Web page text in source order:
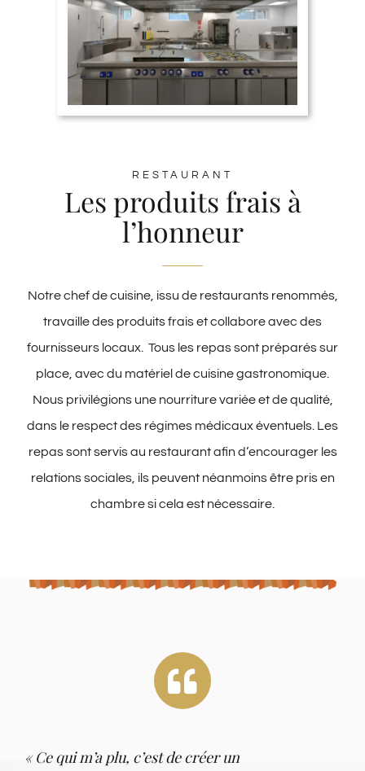
RESTAURANT
Les produits frais à
l’honneur
Notre chef de cuisine, issu de restaurants renommés,
travaille des produits frais et collabore avec des
fournisseurs locaux. Tous les repas sont préparés sur
place, avec du matériel de cuisine gastronomique.
Nous privilégions une nourriture variée et de qualité,
dans le respect des régimes médicaux éventuels. Les
repas sont servis au restaurant afin d’encourager les
relations sociales, ils peuvent néanmoins être pris en
chambre si cela est nécessaire.
« Ce qui m’a plu, c’est de créer un